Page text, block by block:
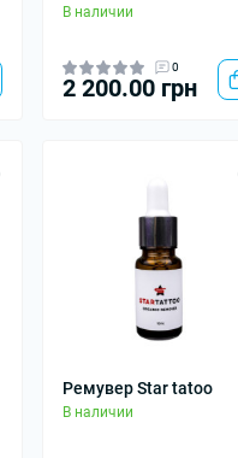
В наличии
0
2 200.00 грн
Ремувер Star tatoo
В наличии